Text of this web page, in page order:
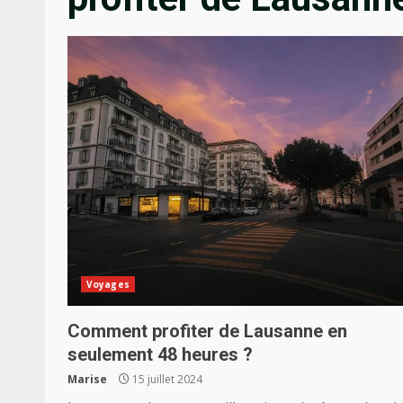
Voyages
Comment profiter de Lausanne en
seulement 48 heures ?
Marise 15 juillet 2024